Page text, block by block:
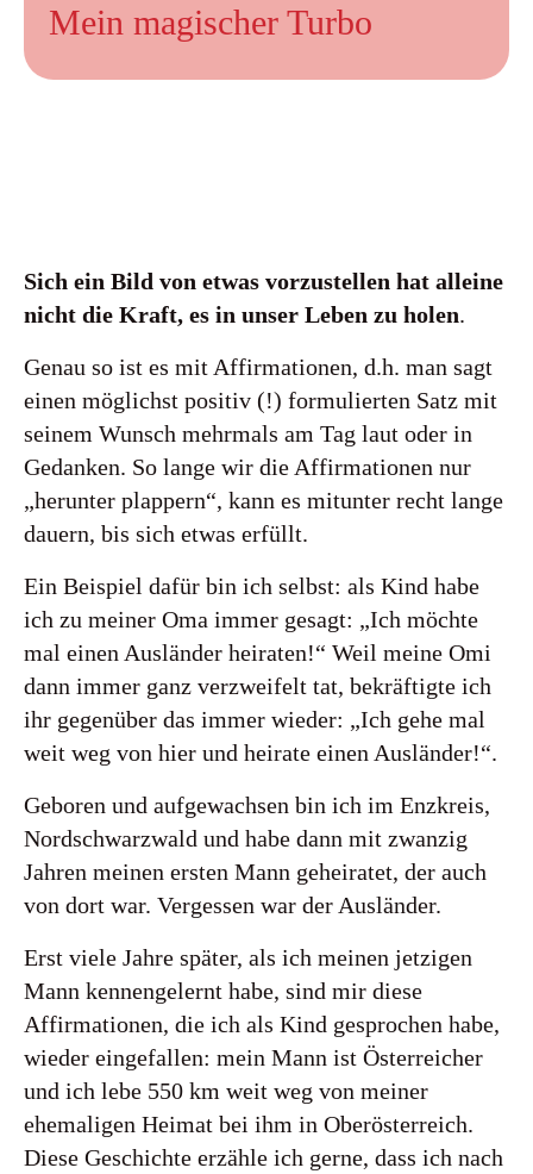
Mein magischer Turbo
Sich ein Bild von etwas vorzustellen hat alleine
nicht die Kraft, es in unser Leben zu holen.
Genau so ist es mit Affirmationen, d.h. man sagt
einen möglichst positiv (!) formulierten Satz mit
seinem Wunsch mehrmals am Tag laut oder in
Gedanken. So lange wir die Affirmationen nur
„herunter plappern“, kann es mitunter recht lange
dauern, bis sich etwas erfüllt.
Ein Beispiel dafür bin ich selbst: als Kind habe
ich zu meiner Oma immer gesagt: „Ich möchte
mal einen Ausländer heiraten!“ Weil meine Omi
dann immer ganz verzweifelt tat, bekräftigte ich
ihr gegenüber das immer wieder: „Ich gehe mal
weit weg von hier und heirate einen Ausländer!“.
Geboren und aufgewachsen bin ich im Enzkreis,
Nordschwarzwald und habe dann mit zwanzig
Jahren meinen ersten Mann geheiratet, der auch
von dort war. Vergessen war der Ausländer.
Erst viele Jahre später, als ich meinen jetzigen
Mann kennengelernt habe, sind mir diese
Affirmationen, die ich als Kind gesprochen habe,
wieder eingefallen: mein Mann ist Österreicher
und ich lebe 550 km weit weg von meiner
ehemaligen Heimat bei ihm in Oberösterreich.
Diese Geschichte erzähle ich gerne, dass ich nach